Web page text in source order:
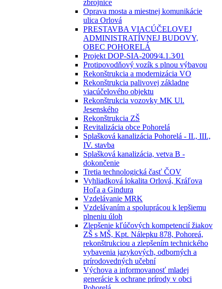
zbrojnice
Oprava mosta a miestnej komunikácie
ulica Orlová
PRESTAVBA VIACÚČELOVEJ
ADMINISTRATÍVNEJ BUDOVY,
OBEC POHORELÁ
Projekt DOP-SIA-2009⁄4.1.3⁄01
Protipovodňový vozík s plnou výbavou
Rekonštrukcia a modernizácia VO
Rekonštrukcia palivovej základne
viacúčelového objektu
Rekonštrukcia vozovky MK Ul.
Jesenského
Rekonštrukcia ZŠ
Revitalizácia obce Pohorelá
Splašková kanalizácia Pohorelá - II., III.,
IV. stavba
Splašková kanalizácia, vetva B -
dokončenie
Tretia technologická časť ČOV
Vyhliadková lokalita Orlová, Kráľova
Hoľa a Gindura
Vzdelávanie MRK
Vzdelávaním a spoluprácou k lepšiemu
plneniu úloh
Zlepšenie kľúčových kompetencií žiakov
ZŠ s MŠ, Kpt. Nálepku 878, Pohoreá,
rekonštrukciou a zlepšením technického
vybavenia jazykových, odborných a
prírodovedných učební
Výchova a informovanosť mladej
generácie k ochrane prírody v obci